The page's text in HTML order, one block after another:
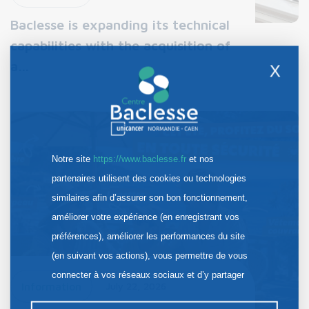
Baclesse is expanding its technical
capabilities with the acquisition of
X
Notre site https://www.baclesse.fret nos
partenaires utilisent des cookies ou technologies
similaires afin d’assurer son bon fonctionnement,
améliorer votre expérience (en enregistrant vos
préférences), améliorer les performances du site
(en suivant vos actions), vous permettre de vous
connecter à vos réseaux sociaux et d’y partager